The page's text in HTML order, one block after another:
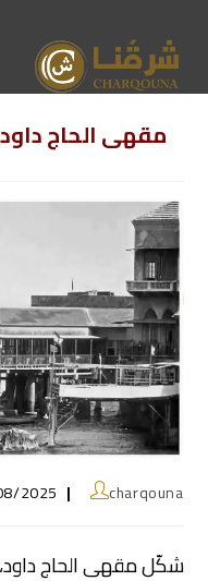
مقهى الحاج
charqouna
2025